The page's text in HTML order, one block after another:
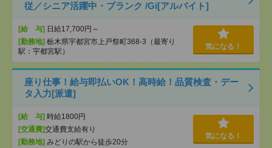
従／シニア活躍中・ブランク /Gi[アルバイト]
[給 与] 日給17,700円～
[勤務地] 栃木県宇都宮市上戸祭町368-3（最寄り
駅：宇都宮駅）
気になる！
座り仕事！給与即払いOK！高時給！品質検査・デー
タ入力[派遣]
[給 与] 時給1800円
[交通費]交通費支給有り
[勤務地] みどりの駅から徒歩20分
気になる！